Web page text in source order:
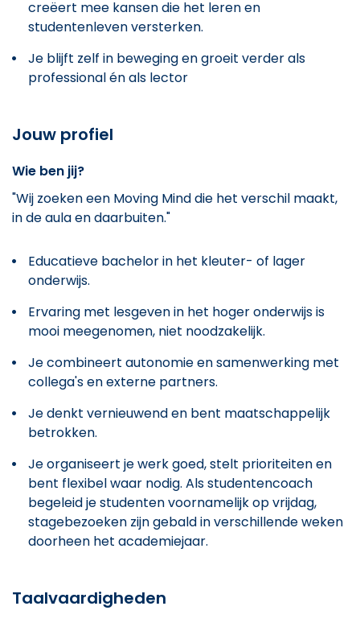
creëert mee kansen die het leren en
studentenleven versterken.
Je blijft zelf in beweging en groeit verder als
professional én als lector
Jouw profiel
Wie ben jij?
"Wij zoeken een Moving Mind die het verschil maakt,
in de aula en daarbuiten."
Educatieve bachelor in het kleuter- of lager
onderwijs.
Ervaring met lesgeven in het hoger onderwijs is
mooi meegenomen, niet noodzakelijk.
Je combineert autonomie en samenwerking met
collega's en externe partners.
Je denkt vernieuwend en bent maatschappelijk
betrokken.
Je organiseert je werk goed, stelt prioriteiten en
bent flexibel waar nodig. Als studentencoach
begeleid je studenten voornamelijk op vrijdag,
stagebezoeken zijn gebald in verschillende weken
doorheen het academiejaar.
Taalvaardigheden